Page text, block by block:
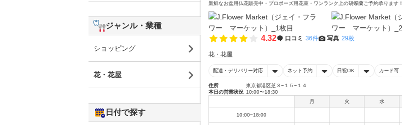
新鮮なお盆用仏花販売中・プロポーズ用花束・ワンランク上の胡蝶蘭ご予約承ります！
4.32 口コミ 36件 写真 29枚
花・花屋
配達・デリバリー対応 ネット予約 日祝OK カード可
住所
東京都港区芝３−１５−１４
本日の営業状況 10:00〜18:30
月
火 水
10:00~18:00
ジャンル・業種
ショッピング
花・花屋
日付で探す